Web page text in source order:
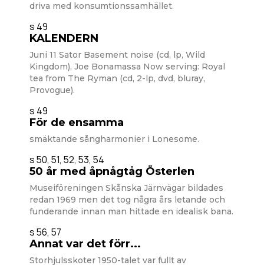
driva med konsumtionssamhället.
s 49
KALENDERN
Juni 11 Sator Basement noise (cd, lp, Wild
Kingdom), Joe Bonamassa Now serving: Royal
tea from The Ryman (cd, 2-lp, dvd, bluray,
Provogue).
s 49
För de ensamma
smäktande sångharmonier i Lonesome.
s 50, 51, 52, 53, 54
50 år med åpnågtåg Österlen
Museiföreningen Skånska Järnvägar bildades
redan 1969 men det tog några års letande och
funderande innan man hittade en idealisk bana.
s 56, 57
Annat var det förr...
Storhjulsskoter 1950-talet var fullt av